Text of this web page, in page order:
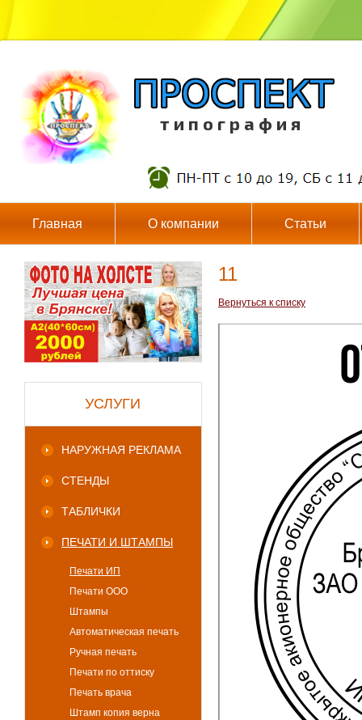
т и п о г р а ф и я
Главная О компании Статьи
УСЛУГИ
НАРУЖНАЯ РЕКЛАМА
СТЕНДЫ
ТАБЛИЧКИ
ПЕЧАТИ И ШТАМПЫ
Печати ИП
Печати ООО
Штампы
Автоматическая печать
Ручная печать
Печати по оттиску
Печать врача
Штамп копия верна
11
Вернуться к списку